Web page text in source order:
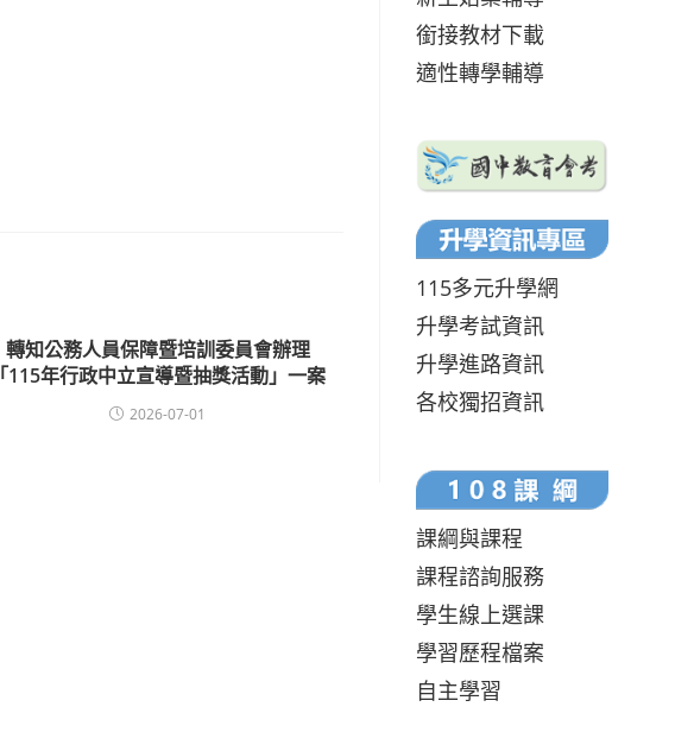
轉知公務人員保障暨培訓委員會辦理
「115年行政中立宣導暨抽獎活動」一案
2026-07-01
銜接教材下載
適性轉學輔導
115多元升學網
升學考試資訊
升學進路資訊
各校獨招資訊
課綱與課程
課程諮詢服務
學生線上選課
學習歷程檔案
自主學習